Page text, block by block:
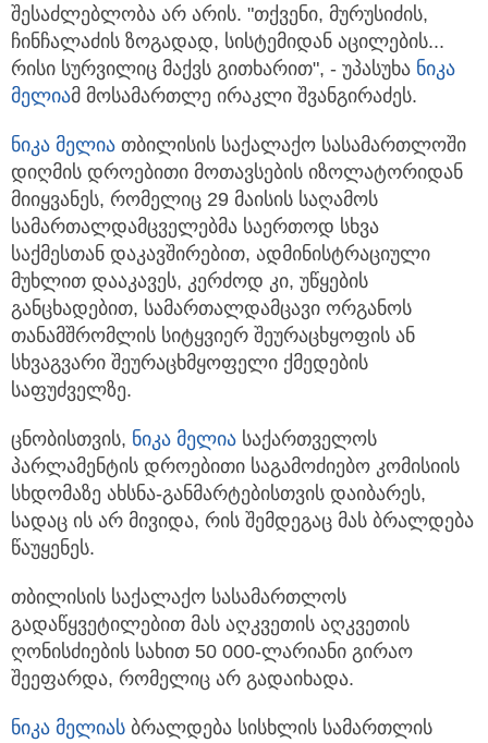
შესაძლებლობა არ არის. "თქვენი, მურუსიძის,
ჩინჩალაძის ზოგადად, სისტემიდან აცილების...
რისი სურვილიც მაქვს გითხარით", - უპასუხა ნიკა
მელიამ მოსამართლე ირაკლი შვანგირაძეს.
ნიკა მელია თბილისის საქალაქო სასამართლოში
დიღმის დროებითი მოთავსების იზოლატორიდან
მიიყვანეს, რომელიც 29 მაისის საღამოს
სამართალდამცველებმა საერთოდ სხვა
საქმესთან დაკავშირებით, ადმინისტრაციული
მუხლით დააკავეს, კერძოდ კი, უწყების
განცხადებით, სამართალდამცავი ორგანოს
თანამშრომლის სიტყვიერ შეურაცხყოფის ან
სხვაგვარი შეურაცხმყოფელი ქმედების
საფუძველზე.
ცნობისთვის, ნიკა მელია საქართველოს
პარლამენტის დროებითი საგამოძიებო კომისიის
სხდომაზე ახსნა-განმარტებისთვის დაიბარეს,
სადაც ის არ მივიდა, რის შემდეგაც მას ბრალდება
წაუყენეს.
თბილისის საქალაქო სასამართლოს
გადაწყვეტილებით მას აღკვეთის აღკვეთის
ღონისძიების სახით 50 000-ლარიანი გირაო
შეეფარდა, რომელიც არ გადაიხადა.
ნიკა მელიას ბრალდება სისხლის სამართლის